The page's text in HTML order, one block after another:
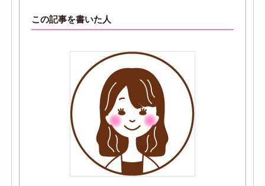
この記事を書いた人